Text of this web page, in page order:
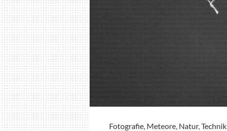
Fotografie Meteore Natur, Technik